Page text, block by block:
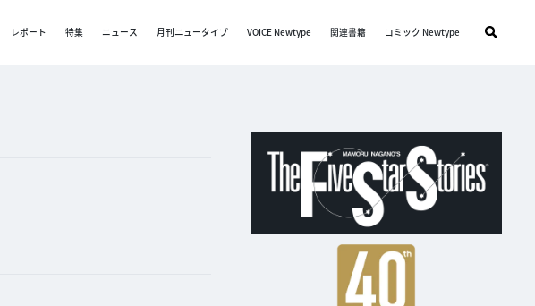
レポート 特集 ニュース 月刊ニュータイプ VOICE Newtype 関連書籍 コミック Newtype